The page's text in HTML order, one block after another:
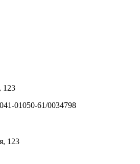
123
01050-61/0034798
123